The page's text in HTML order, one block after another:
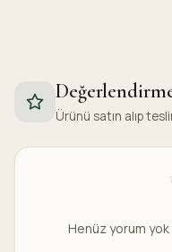
Ürünü satın alıp
Henüz yorum